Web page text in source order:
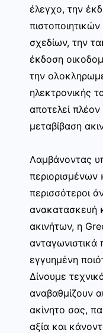
έλεγχο, την
σχεδίων, την
έκδοση
την
ηλεκτρονικής
αποτελεί πλέον
μεταβίβαση
Λαμβάνοντας
περιορισμένων
περισσότεροι
ανακατασκευή
ακινήτων, η
ανταγωνιστικά
εγγυημένη
Δίνουμε
αναβαθμίζουν
ακίνητο σας,
αξία και